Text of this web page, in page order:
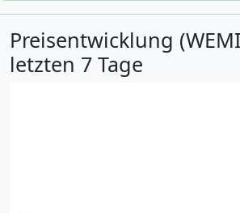
Preisentwicklung
letzten 7 Tage